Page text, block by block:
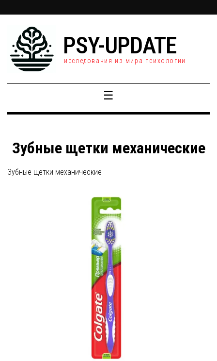
PSY-UPDATE
исследования из мира психологии
☰
Зубные щетки механические
Зубные щетки механические